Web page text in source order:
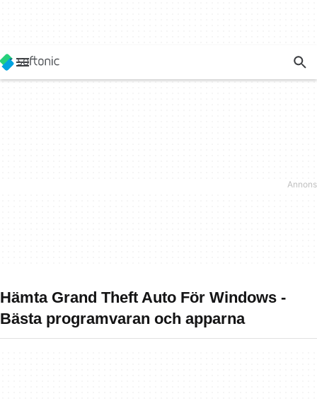
Hämta Grand Theft Auto För Windows -
Bästa programvaran och apparna